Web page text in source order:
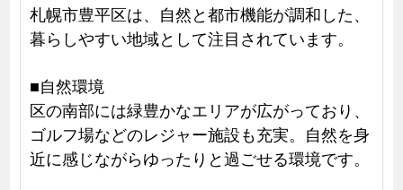
札幌市豊平区は、自然と都市機能が調和した、
暮らしやすい地域として注目されています。
■自然環境
区の南部には緑豊かなエリアが広がっており、
ゴルフ場などのレジャー施設も充実。自然を身
近に感じながらゆったりと過ごせる環境です。